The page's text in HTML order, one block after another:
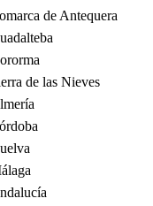
de Antequera
de las Nieves